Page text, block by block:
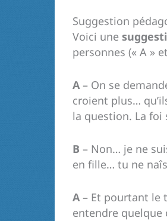
Suggestion
Voici une
personnes (« A »
A– On se
croient plus…
la question. La foi
B – Non… je ne
en fille… tu ne
A – Et pourtant le
entendre quelque